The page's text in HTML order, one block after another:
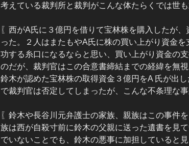
考えている裁判所と裁判がこんな体たらくでは世も
〖西がA氏に３億円を借りて宝林株を購入したが
った。２人はまたもやA氏に株の買い上がり資金
功する糸口になるならと思い、買い上がり資金の
のだが、裁判官はこの合意書締結までの経緯を無
鈴木が認めた宝林株の取得資金３億円をA 氏が出
で裁判官は否定してしまったが、こんな不条理な事
〖鈴木や長谷川元弁護士の家族、親族はこの事件
族は西が自殺寸前に鈴木の父親に送った遺書を見
でいないことでも、鈴木の悪事に加担していると